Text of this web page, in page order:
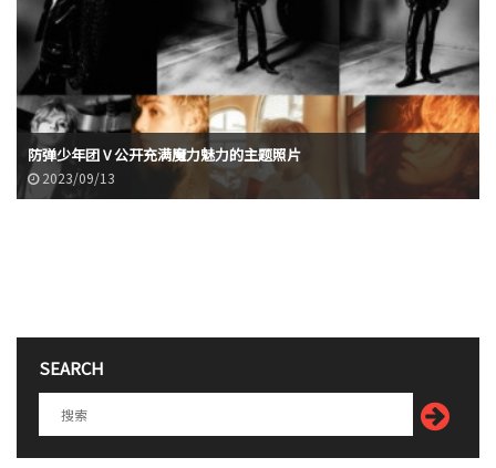
防弹少年团 V 公开充满魔力魅力的主题照片
2023/09/13
SEARCH